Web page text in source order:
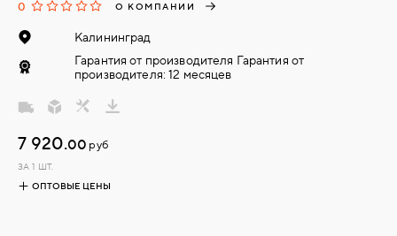
0 О КОМПАНИИ
Калининград
Гарантия от производителя Гарантия от
производителя: 12 месяцев
7 920.00 руб
ЗА 1 ШТ.
ОПТОВЫЕ ЦЕНЫ